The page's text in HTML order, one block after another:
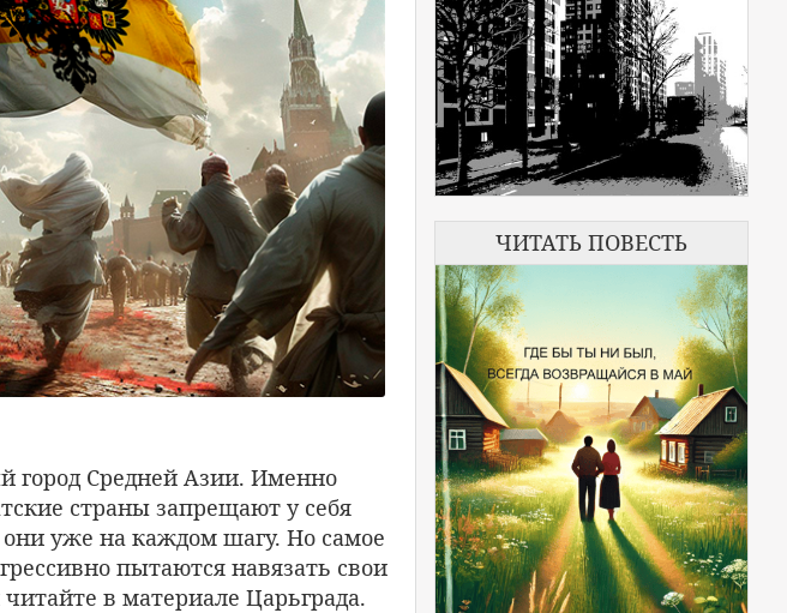
город Средней Азии. Именно
страны запрещают у себя
уже на каждом шагу. Но самое
пытаются навязать свои
в материале Царьграда.
ЧИТАТЬ ПОВЕСТЬ